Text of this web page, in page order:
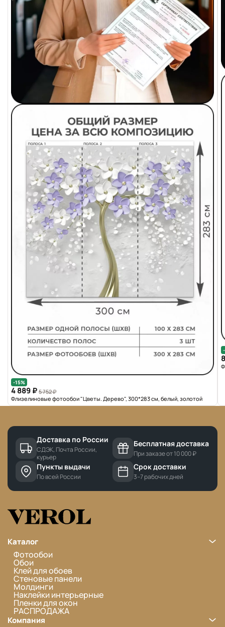
-15%
4 889 ₽ 5 752 ₽
Флизелиновые фотообои "Цветы. Дерево", 300*283 см, белый, золотой
Доставка по России
СДЭК, Почта России,
курьер
Бесплатная доставка
При заказе от 10 000 ₽
Пункты выдачи
По всей России
Срок доставки
3–7 рабочих дней
Каталог
Фотообои
Обои
Клей для обоев
Стеновые панели
Молдинги
Наклейки интерьерные
Пленки для окон
РАСПРОДАЖА
Компания